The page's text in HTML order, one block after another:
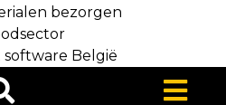
bezorgen
software België